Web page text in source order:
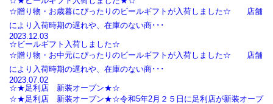
☆贈り物・お歳暮にぴったりのビールギフトが入荷しました☆ 店舗
により入荷時期の遅れや、在庫のない商･･･
2023.12.03
☆ビールギフト入荷しました☆
☆贈り物・お中元にぴったりのビールギフトが入荷しました☆ 店舗
により入荷時期の遅れや、在庫のない商･･･
2023.07.02
☆★足利店 新装オープン★☆
☆★足利店 新装オープン★☆令和5年2月２５日に足利店が新装オープ